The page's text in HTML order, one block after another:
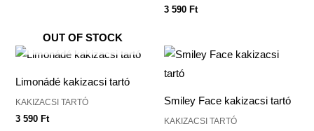
3 590 Ft
OUT OF STOCK
Limonádé kakizacsi tartó
KAKIZACSI TARTÓ
3 590Ft
Smiley Face kakizacsi tartó
KAKIZACSI TARTÓ